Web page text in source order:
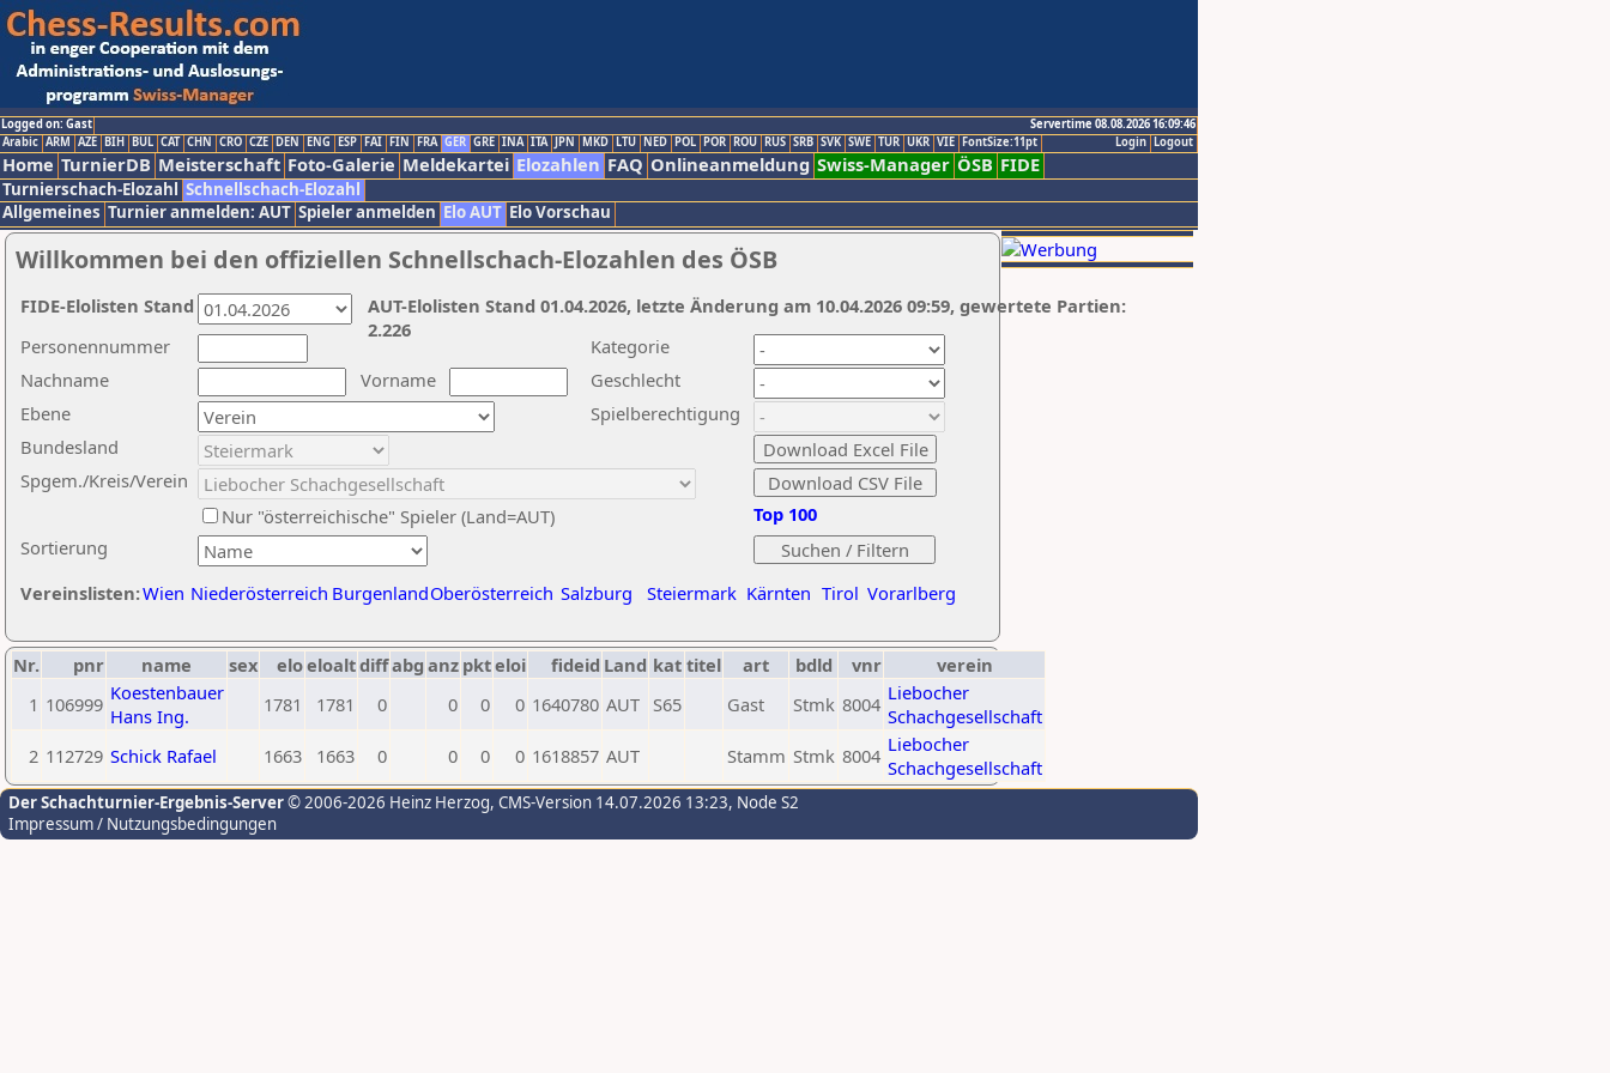
Logged on: Gast
Servertime 08.08.2026 16:09:46
Logout
Login
Arabic ARM AZE BIH BUL CAT CHN CRO CZE DEN ENG ESP FAI FIN FRA GER GRE INA ITA JPN MKD LTU NED POL POR ROU RUS SRB SVK SWE TUR UKR VIE FontSize:11pt
Home TurnierDB Meisterschaft Foto-Galerie Meldekartei Elozahlen FAQ Onlineanmeldung Swiss-Manager ÖSB FIDE
Turnierschach-Elozahl Schnellschach-Elozahl
Allgemeines Turnier anmelden: AUT Spieler anmelden Elo AUT Elo Vorschau
Willkommen bei den offiziellen Schnellschach-Elozahlen des ÖSB
Nachname
Vorname
Ebene
Kategorie
Sortierung
Personennummer
Bundesland
Spgem./Kreis/Verein
Geschlecht
Nur "österreichische" Spieler (Land=AUT)
Spielberechtigung
Vereinslisten:Wien Niederösterreich BurgenlandOberösterreich Salzburg Steiermark Kärnten Tirol Vorarlberg
Top 100
AUT-Elolisten Stand 01.04.2026, letzte Änderung am 10.04.2026 09:59, gewertete Partien:
2.226
FIDE-Elolisten Stand
Nr. pnr name sex eloeloaltdiffabg anz pkteloi fideid Land kat titel art bdld vnr
verein
1 106999 Koestenbauer
Hans Ing.
1781 1781 0 0 0 0 1640780 AUT S65 Gast Stmk 8004 Liebocher
Schachgesellschaft
2 112729 Schick Rafael 1663 1663 0 0 0 0 1618857 AUT Stamm Stmk 8004 Liebocher
Schachgesellschaft
Der Schachturnier-Ergebnis-Server© 2006-2026 Heinz Herzog, CMS-Version 14.07.2026 13:23, Node S2
Impressum / Nutzungsbedingungen